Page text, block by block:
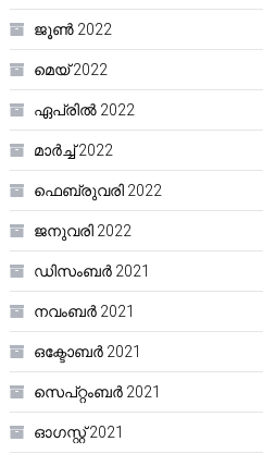
ജൂൺ 2022
മെയ്‌ 2022
ഏപ്രിൽ 2022
മാർച്ച്‌ 2022
ഫെബ്രുവരി 2022
ജനുവരി 2022
ഡിസംബർ 2021
നവംബർ 2021
ഒക്ടോബർ 2021
സെപ്റ്റംബർ 2021
ഓഗസ്റ്റ്‌ 2021